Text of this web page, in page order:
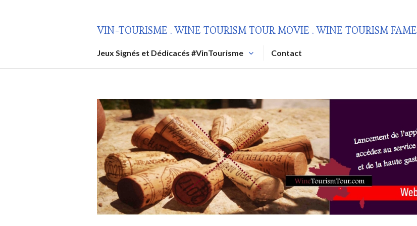
VIN-TOURISME . WINE TOURISM TOUR MOVIE . WINE TOURISM FAME
Jeux Signés et Dédicacés #VinTourisme Contact